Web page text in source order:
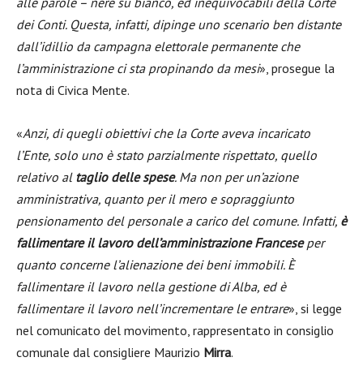
dei Conti. Questa, infatti, dipinge uno scenario ben distante
dall’idillio da campagna elettorale permanente che
l’amministrazione ci sta propinando da mesi», prosegue la
nota di Civica Mente.
«Anzi, di quegli obiettivi che la Corte aveva incaricato
l’Ente, solo uno è stato parzialmente rispettato, quello
relativo al taglio delle spese. Ma non per un’azione
amministrativa, quanto per il mero e sopraggiunto
pensionamento del personale a carico del comune. Infatti, è
fallimentare il lavoro dell’amministrazione Franceseper
quanto concerne l’alienazione dei beni immobili. È
fallimentare il lavoro nella gestione di Alba, ed è
fallimentare il lavoro nell’incrementare le entrare», si legge
nel comunicato del movimento, rappresentato in consiglio
comunale dal consigliere Maurizio Mirra.